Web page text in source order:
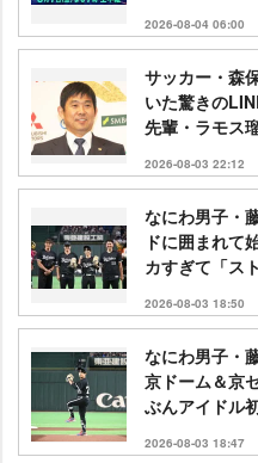
2026-08-04 06:00
サッカー・森
いた驚きの
先輩・ラモス
2026-08-03 22:12
なにわ男子・
ドに囲まれ
カすぎて「ス
2026-08-03 18:50
なにわ男子・
京ドーム＆京
ぶんアイドル
2026-08-03 18:47